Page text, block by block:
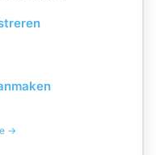
→